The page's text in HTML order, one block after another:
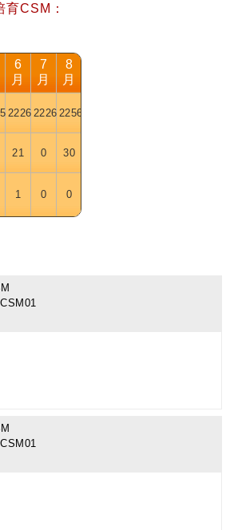
CSM：
6
月
7
月
8
月
2226 2226 2256
21 0 30
1 0 0